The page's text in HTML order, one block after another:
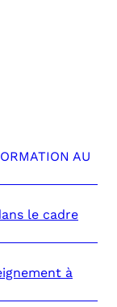
AU
le cadre
à